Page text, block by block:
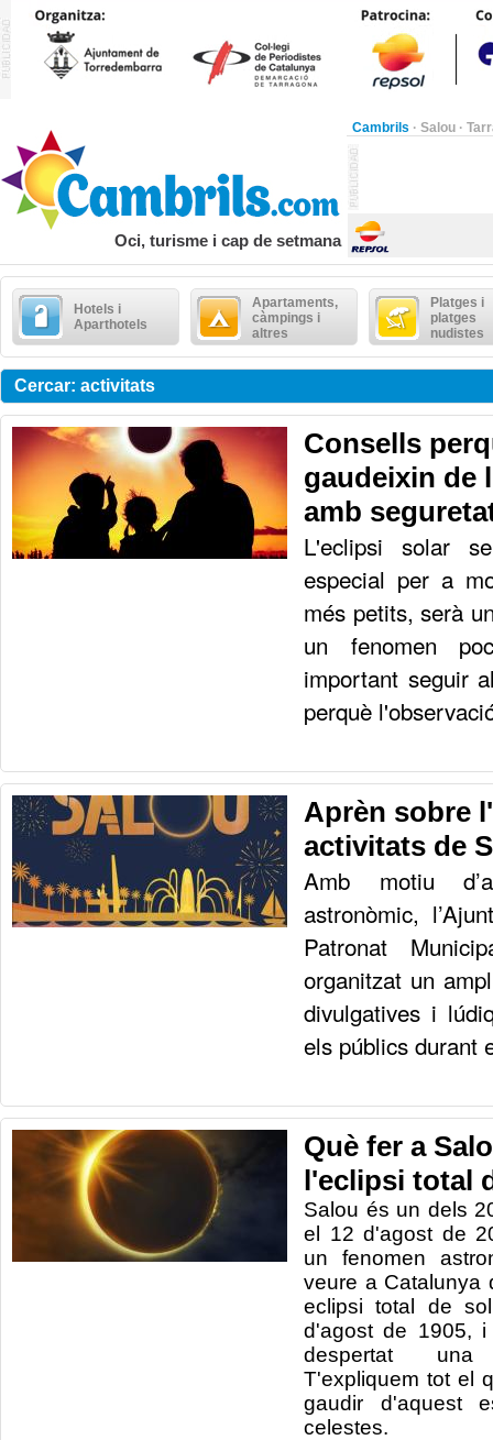
Cambrils · Salou ·
Oci, turisme i cap de setmana
Hotels i
Aparthotels
Apartaments,
càmpings i
altres
Platges i
platges
nudistes
Cercar: activitats
Consells
gaudeixin de
amb
L'eclipsi solar
especial per a
més petits, serà
un fenomen
important seguir
perquè
Aprèn sobre
activitats de
Amb motiu
astronòmic,
Patronat
organitzat un
divulgatives i
els públics durant
Què fer a
l'eclipsi total
Salou és un dels
el 12 d'agost de
un fenomen
veure a Catalunya
eclipsi total de
d'agost de 1905,
despertat
T'expliquem tot el
gaudir d'aquest
celestes.